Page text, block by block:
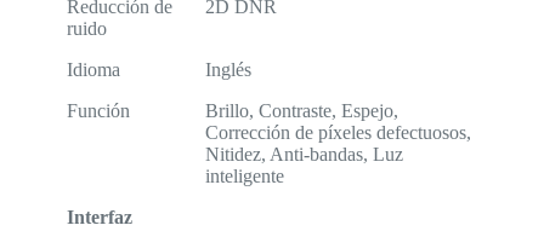
Reducción de
ruido
2D DNR
Idioma
Inglés
Función
Brillo, Contraste, Espejo,
Corrección de píxeles defectuosos,
Nitidez, Anti-bandas, Luz
inteligente
Interfaz